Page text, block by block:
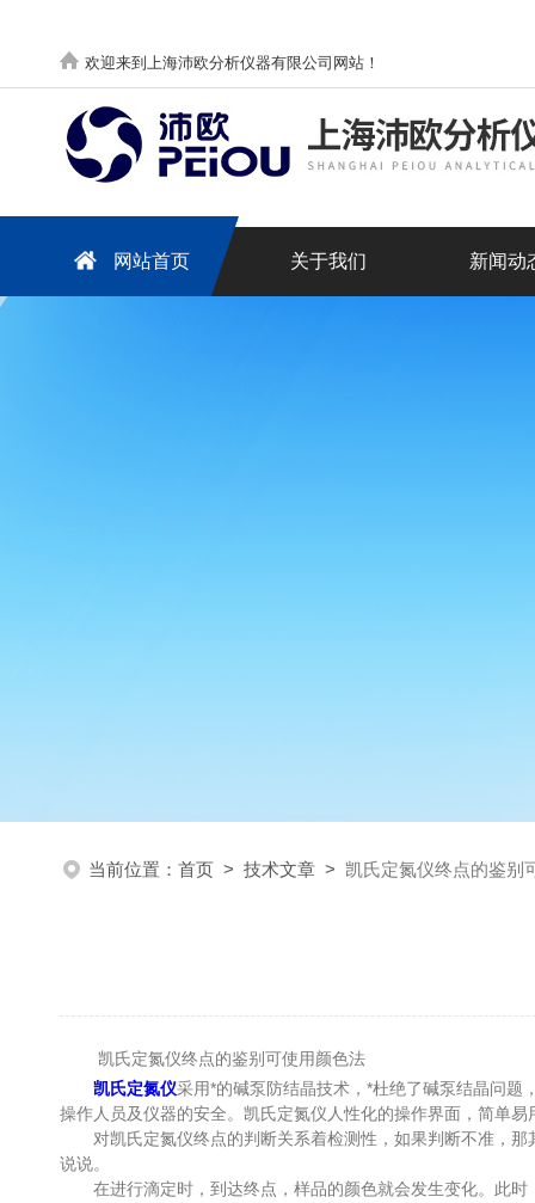
欢迎来到上海沛欧分析仪器有限公司网站！
网站首页 关于我们 新闻动
当前位置： 首页 > 技术文章 > 凯氏定氮仪终点的鉴别
凯氏定氮仪终点的鉴别可使用颜色法
凯氏定氮仪采用*的碱泵防结晶技术，*杜绝了碱泵结晶问
操作人员及仪器的安全。凯氏定氮仪人性化的操作界面，简单
对凯氏定氮仪终点的判断关系着检测性，如果判断不准，那
说说。
在进行滴定时，到达终点，样品的颜色就会发生变化。此时